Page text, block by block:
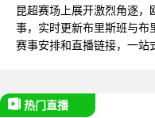
昆超赛场上展开激烈角逐
事，实时更新布里斯班与布
赛事安排和直播链接，一站
热门直播